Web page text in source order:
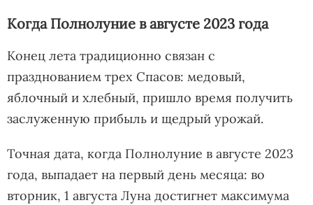
Когда Полнолуние в августе 2023 года
Конец лета традиционно связан с
празднованием трех Спасов: медовый,
яблочный и хлебный, пришло время получить
заслуженную прибыль и щедрый урожай.
Точная дата, когда Полнолуние в августе 2023
года, выпадает на первый день месяца: во
вторник, 1 августа Луна достигнет максимума